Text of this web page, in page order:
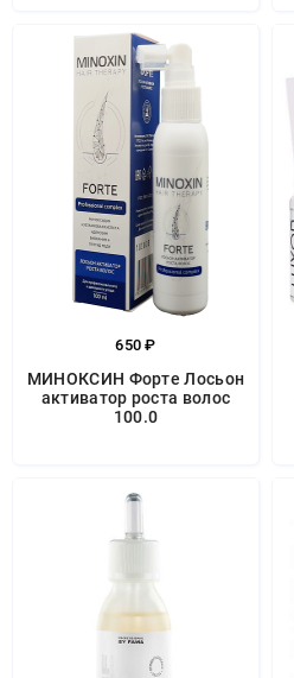
650 ₽
МИНОКСИН Форте Лосьон
активатор роста волос
100.0